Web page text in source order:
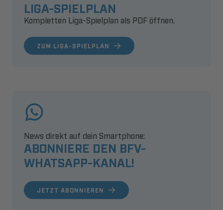
LIGA-SPIELPLAN
Kompletten Liga-Spielplan als PDF öffnen.
ZUM LIGA-SPIELPLAN
ABONNIERE DEN BFV-
WHATSAPP-KANAL!
News direkt auf dein Smartphone:
JETZT ABONNIEREN